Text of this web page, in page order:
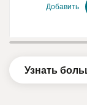
Добавить
Узнать